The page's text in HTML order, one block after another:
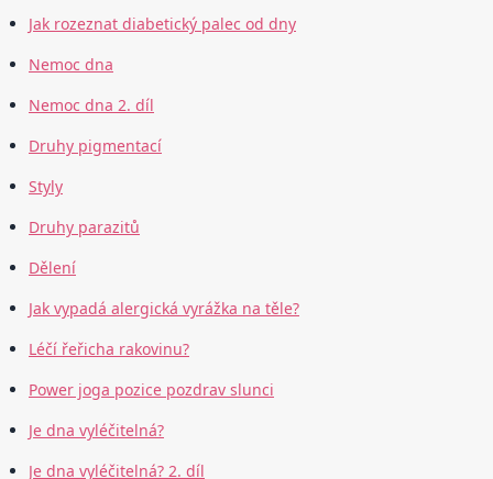
Jak rozeznat diabetický palec od dny
Nemoc dna
Nemoc dna 2. díl
Druhy pigmentací
Styly
Druhy parazitů
Dělení
Jak vypadá alergická vyrážka na těle?
Léčí řeřicha rakovinu?
Power joga pozice pozdrav slunci
Je dna vyléčitelná?
Je dna vyléčitelná? 2. díl